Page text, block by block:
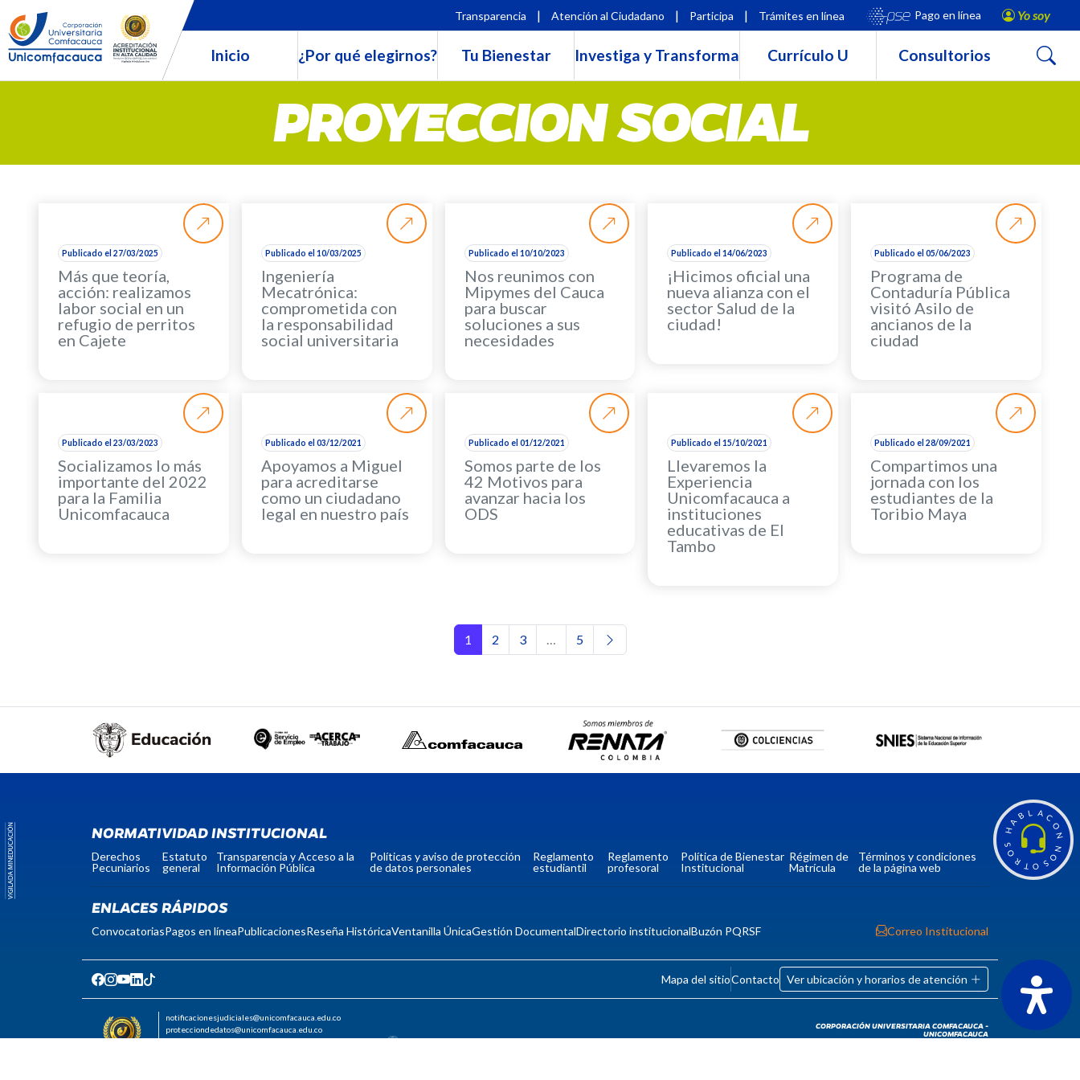
H
A
B L A C
O
N
N
O
S
O
T
R
O
S
Transparencia | Atención al Ciudadano | Participa | Trámites en línea Pago en línea Yo soy
Inicio ¿Por qué elegirnos? Tu Bienestar Investiga y Transforma Currículo U Consultorios Buscar
PROYECCION SOCIAL
Publicado el 27/03/2025
Más que teoría,
acción: realizamos
labor social en un
refugio de perritos
en Cajete
Publicado el 10/03/2025
Ingeniería
Mecatrónica:
comprometida con
la responsabilidad
social universitaria
Publicado el 10/10/2023
Nos reunimos con
Mipymes del Cauca
para buscar
soluciones a sus
necesidades
Publicado el 14/06/2023
¡Hicimos oficial una
nueva alianza con el
sector Salud de la
ciudad!
Publicado el 05/06/2023
Programa de
Contaduría Pública
visitó Asilo de
ancianos de la
ciudad
Publicado el 23/03/2023
Socializamos lo más
importante del 2022
para la Familia
Unicomfacauca
Publicado el 03/12/2021
Apoyamos a Miguel
para acreditarse
como un ciudadano
legal en nuestro país
Publicado el 01/12/2021
Somos parte de los
42 Motivos para
avanzar hacia los
ODS
Publicado el 15/10/2021
Llevaremos la
Experiencia
Unicomfacauca a
instituciones
educativas de El
Tambo
Publicado el 28/09/2021
Compartimos una
jornada con los
estudiantes de la
Toribio Maya
Navegación de entradas
1 2 3 … 5
NORMATIVIDAD INSTITUCIONAL
Derechos
Pecuniarios
Estatuto
general
Transparencia y Acceso a la
Información Pública
Políticas y aviso de protección
de datos personales
Reglamento
estudiantil
Reglamento
profesoral
Política de Bienestar
Institucional
Régimen de
Matrícula
Términos y condiciones
de la página web
ENLACES RÁPIDOS
ConvocatoriasPagos en líneaPublicacionesReseña HistóricaVentanilla ÚnicaGestión DocumentalDirectorio institucionalBuzón PQRSF Correo Institucional
Mapa del sitioContacto Ver ubicación y horarios de atención
notificacionesjudiciales@unicomfacauca.edu.co
protecciondedatos@unicomfacauca.edu.co
CORPORACIÓN UNIVERSITARIA COMFACAUCA -
UNICOMFACAUCA